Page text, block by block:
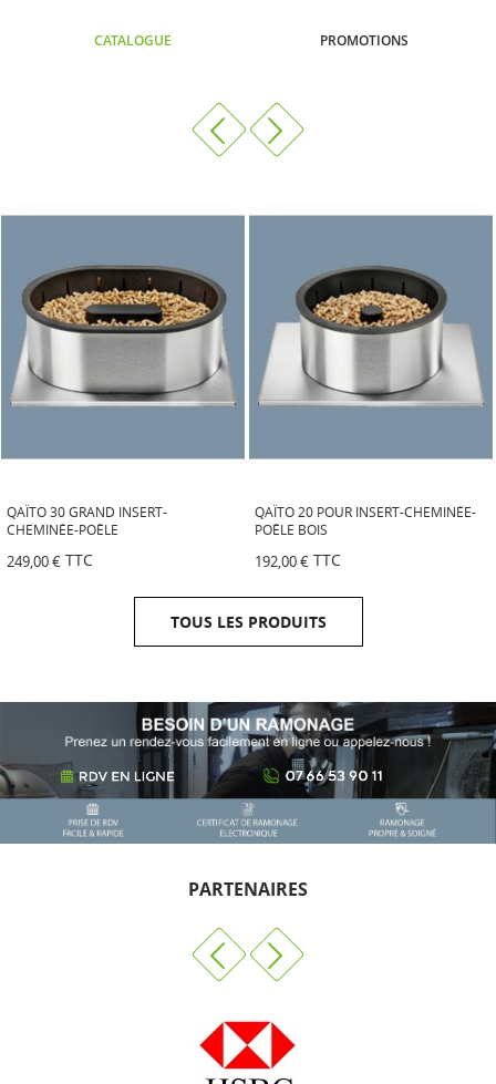
CATALOGUE PROMOTIONS
QAÏTO 30 GRAND INSERT-
CHEMINÉE-POÊLE
249,00 € TTC
QAÏTO 20 POUR INSERT-CHEMINÉE-
POÊLE BOIS
192,00 €TTC
TOUS LES PRODUITS
PARTENAIRES